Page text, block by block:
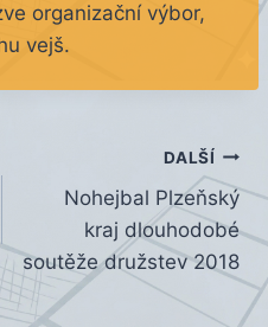
organizační výbor,
vejš.
DALŠÍ
Nohejbal Plzeňský
kraj dlouhodobé
soutěže družstev 2018